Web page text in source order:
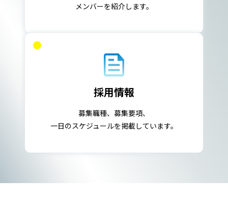
メンバーを紹介します。
採用情報
募集職種、募集要項、
一日のスケジュールを掲載しています。